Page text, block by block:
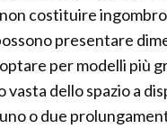
costituire
presentare
per modelli più
dello spazio a
o due